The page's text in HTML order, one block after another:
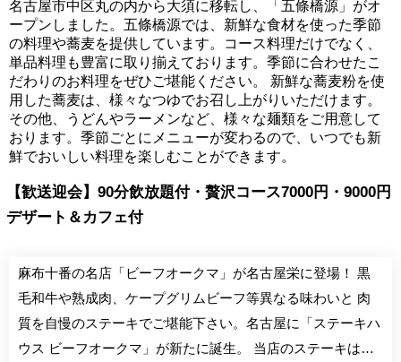
名古屋市中区丸の内から大須に移転し、「五條橋源」がオ
ープンしました。五條橋源では、新鮮な食材を使った季節
の料理や蕎麦を提供しています。コース料理だけでなく、
単品料理も豊富に取り揃えております。季節に合わせたこ
だわりのお料理をぜひご堪能ください。 新鮮な蕎麦粉を使
用した蕎麦は、様々なつゆでお召し上がりいただけます。
その他、うどんやラーメンなど、様々な麺類をご用意して
おります。季節ごとにメニューが変わるので、いつでも新
鮮でおいしい料理を楽しむことができます。
【歓送迎会】90分飲放題付・贅沢コース7000円・9000円
デザート＆カフェ付
麻布十番の名店「ビーフオークマ」が名古屋栄に登場！ 黒
毛和牛や熟成肉、ケープグリムビーフ等異なる味わいと 肉
質を自慢のステーキでご堪能下さい。名古屋に「ステーキハ
ウス ビーフオークマ」が新たに誕生。 当店のステーキは数